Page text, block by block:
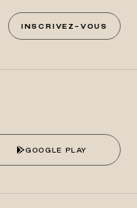
INSCRIVEZ-VOUS
GOOGLE PLAY